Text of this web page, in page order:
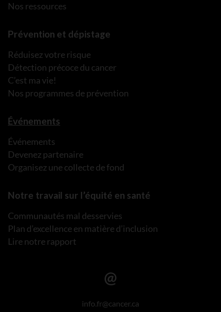
Nos ressources
Prévention et dépistage
Réduisez votre risque
Détection précoce du cancer
C’est ma vie!
Nos programmes de prévention
Événements
Événements
Devenez partenaire
Organisez une collecte de fond
Notre travail sur l’équité en santé
Communautés mal desservies
Plan d’excellence en matière d’inclusion
Lire notre rapport
info.fr@cancer.ca